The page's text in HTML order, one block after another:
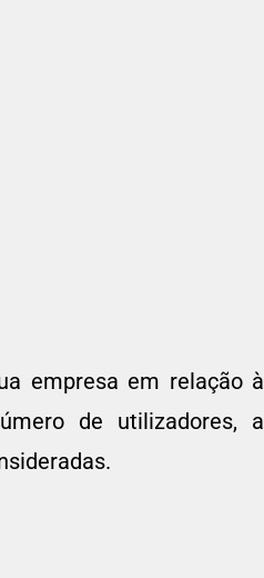
empresa em relação à
de utilizadores, a